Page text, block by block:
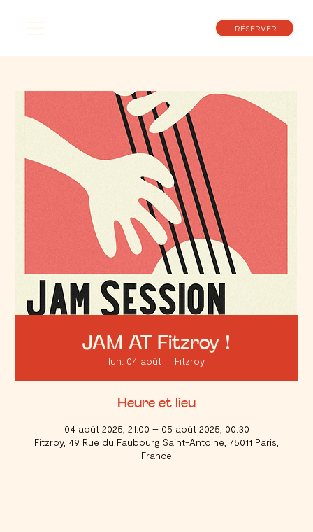
RÉSERVER
JAM AT Fitzroy !
lun. 04 août
  |
Fitzroy
Heure et lieu
04 août 2025, 21:00 – 05 août 2025, 00:30
Fitzroy, 49 Rue du Faubourg Saint-Antoine, 75011 Paris,
France